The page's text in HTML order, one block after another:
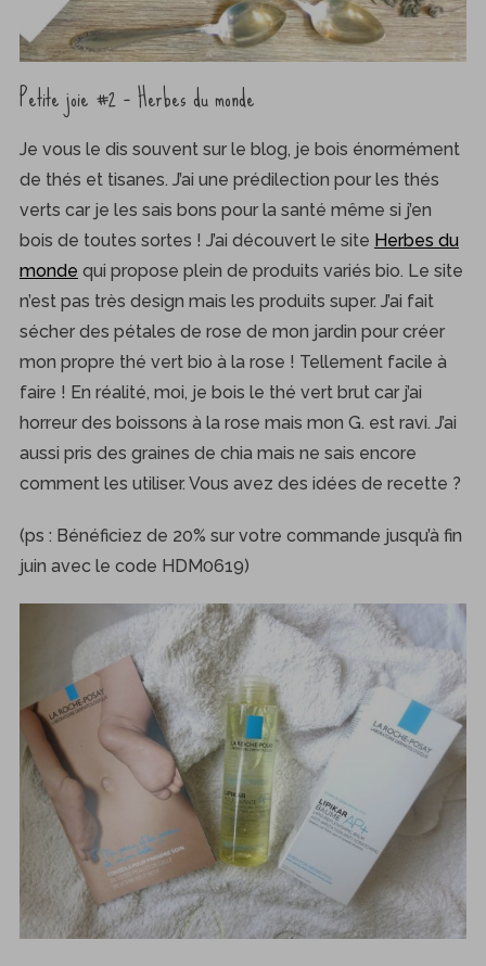
Petite joie #2 – Herbes du monde
Je vous le dis souvent sur le blog, je bois énormément
de thés et tisanes. J’ai une prédilection pour les thés
verts car je les sais bons pour la santé même si j’en
bois de toutes sortes ! J’ai découvert le site Herbes du
monde qui propose plein de produits variés bio. Le site
n’est pas très design mais les produits super. J’ai fait
sécher des pétales de rose de mon jardin pour créer
mon propre thé vert bio à la rose ! Tellement facile à
faire ! En réalité, moi, je bois le thé vert brut car j’ai
horreur des boissons à la rose mais mon G. est ravi. J’ai
aussi pris des graines de chia mais ne sais encore
comment les utiliser. Vous avez des idées de recette ?
(ps : Bénéficiez de 20% sur votre commande jusqu’à fin
juin avec le code HDM0619)